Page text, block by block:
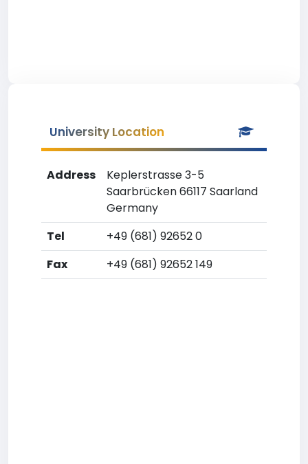
University Location
Address
Keplerstrasse 3-5
Saarbrücken 66117 Saarland
Germany
Tel
+49 (681) 92652 0
Fax
+49 (681) 92652 149